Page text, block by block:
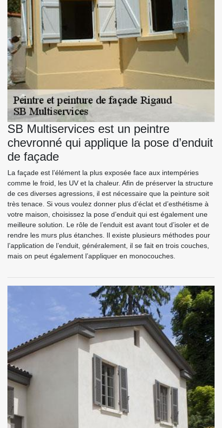
SB Multiservices est un peintre
chevronné qui applique la pose d’enduit
de façade
La façade est l’élément la plus exposée face aux intempéries
comme le froid, les UV et la chaleur. Afin de préserver la structure
de ces diverses agressions, il est nécessaire que la peinture soit
très tenace. Si vous voulez donner plus d’éclat et d’esthétisme à
votre maison, choisissez la pose d’enduit qui est également une
meilleure solution. Le rôle de l’enduit est avant tout d’isoler et de
rendre les murs plus étanches. Il existe plusieurs méthodes pour
l’application de l’enduit, généralement, il se fait en trois couches,
mais on peut également l’appliquer en monocouches.